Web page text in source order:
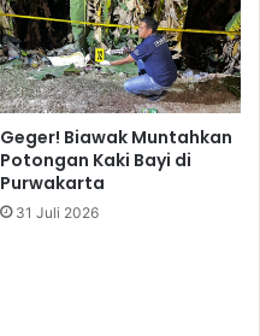
Geger! Biawak Muntahkan
Potongan Kaki Bayi di
Purwakarta
31 Juli 2026